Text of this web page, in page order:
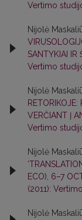
Vertimo
Nijolė
SANTYKIAI IR
Vertimo
Nijolė
VERČIANT Į
Vertimo
Nijolė
ECO), 6–7
(2011):
Nijolė